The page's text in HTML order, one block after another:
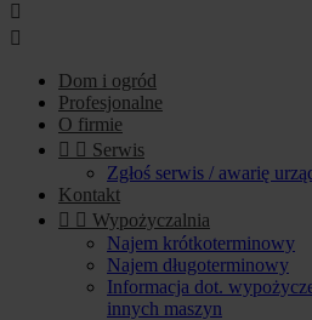


Dom i ogród
Profesjonalne
O firmie
  Serwis
Zgłoś serwis / awarię
Kontakt
  Wypożyczalnia
Najem krótkoterminowy
Najem długoterminowy
Informacja dot.
innych maszyn